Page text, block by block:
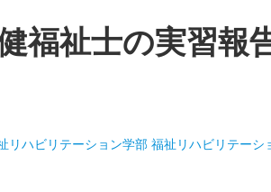
福祉士の実習報
リハビリテーション学部 福祉リハビリテーシ